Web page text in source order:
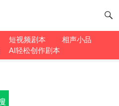
短视频剧本
相声小品
AI轻松创作剧本